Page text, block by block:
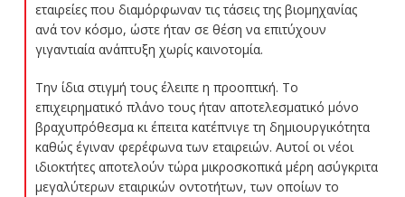
εταιρείες που διαμόρφωναν τις τάσεις της βιομηχανίας
ανά τον κόσμο, ώστε ήταν σε θέση να επιτύχουν
γιγαντιαία ανάπτυξη χωρίς καινοτομία.
Την ίδια στιγμή τους έλειπε η προοπτική. Το
επιχειρηματικό πλάνο τους ήταν αποτελεσματικό μόνο
βραχυπρόθεσμα κι έπειτα κατέπνιγε τη δημιουργικότητα
καθώς έγιναν φερέφωνα των εταιρειών. Αυτοί οι νέοι
ιδιοκτήτες αποτελούν τώρα μικροσκοπικά μέρη ασύγκριτα
μεγαλύτερων εταιρικών οντοτήτων, των οποίων το